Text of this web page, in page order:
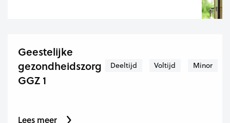
Geestelijke
gezondheidszorg
GGZ 1
Deeltijd Voltijd Minor
Lees meer